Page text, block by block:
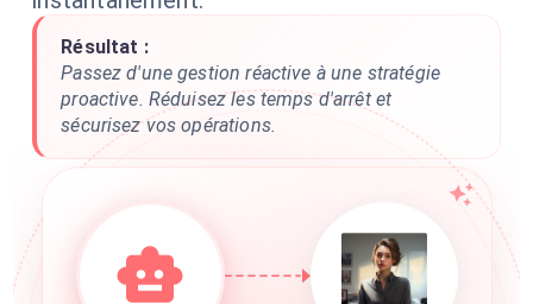
Résultat :
Passez d'une gestion réactive à une stratégie
proactive. Réduisez les temps d'arrêt et
sécurisez vos opérations.